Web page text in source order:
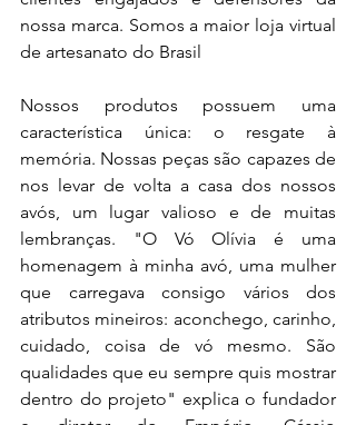
nossa marca. Somos a maior loja virtual
de artesanato do Brasil
Nossos produtos possuem uma
característica única: o resgate à
memória. Nossas peças são capazes de
nos levar de volta a casa dos nossos
avós, um lugar valioso e de muitas
lembranças. "O Vó Olívia é uma
homenagem à minha avó, uma mulher
que carregava consigo vários dos
atributos mineiros: aconchego, carinho,
cuidado, coisa de vó mesmo. São
qualidades que eu sempre quis mostrar
dentro do projeto" explica o fundador